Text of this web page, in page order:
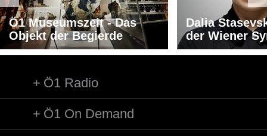
Ö1 Museumszeit - Das
Objekt der Begierde
Dalia
der Wiener
Ö1 Radio
Ö1 On Demand